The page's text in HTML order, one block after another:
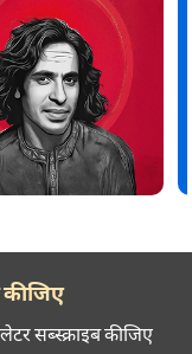
कीजिए
सब्स्क्राइब कीजिए